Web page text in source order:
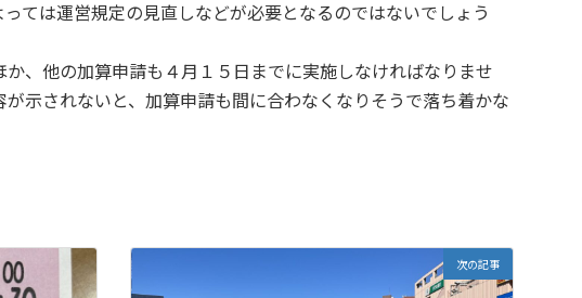
ては運営規定の見直しなどが必要となるのではないでしょう
、他の加算申請も４月１５日までに実施しなければなりませ
示されないと、加算申請も間に合わなくなりそうで落ち着かな
次の記事